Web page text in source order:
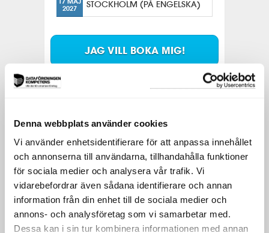
Denna webbplats använder cookies
Vi använder enhetsidentifierare för att anpassa innehållet
och annonserna till användarna, tillhandahålla funktioner
för sociala medier och analysera vår trafik. Vi
vidarebefordrar även sådana identifierare och annan
information från din enhet till de sociala medier och
annons- och analysföretag som vi samarbetar med.
Dessa kan i sin tur kombinera informationen med annan
2027
STOCKHOLM (PÅ ENGELSKA)
JAG VILL BOKA MIG!
SEK 31 450,00 exkl moms
KURSSERIE LIKNANDE TAGGAR
Förberedande/fördjupande
Den här utbildningen är en del i ett
paket.